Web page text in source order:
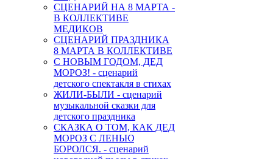
СЦЕНАРИЙ НА 8 МАРТА -
В КОЛЛЕКТИВЕ
МЕДИКОВ
СЦЕНАРИЙ ПРАЗДНИКА
8 МАРТА В КОЛЛЕКТИВЕ
С НОВЫМ ГОДОМ, ДЕД
МОРОЗ! - сценарий
детского спектакля в стихах
ЖИЛИ-БЫЛИ - сценарий
музыкальной сказки для
детского праздника
СКАЗКА О ТОМ, КАК ДЕД
МОРОЗ С ЛЕНЬЮ
БОРОЛСЯ. - сценарий